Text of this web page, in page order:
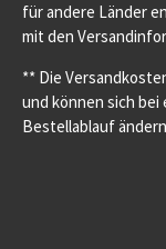
für andere Länder
mit den
** Die
und können sich
Bestellablauf ändern